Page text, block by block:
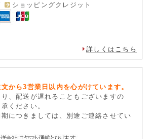
ショッピングクレジット
詳しくはこちら
から3営業日以内を心がけています。
、配送が遅れることもございますの
ください。
につきましては、別途ご連絡させてい